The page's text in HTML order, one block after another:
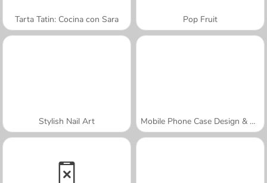
Tarta Tatin: Cocina con Sara Pop Fruit
Stylish Nail Art Mobile Phone Case Design & DIY